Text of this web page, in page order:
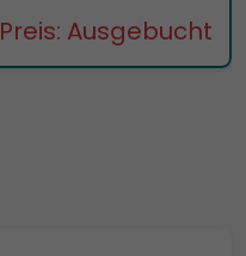
Preis: Ausgebucht